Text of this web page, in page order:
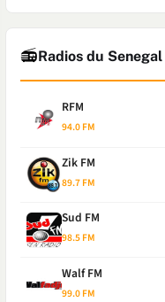
📻Radios du Senegal
RFM
94.0 FM
Zik FM
89.7 FM
Sud FM
98.5 FM
Walf FM
99.0 FM